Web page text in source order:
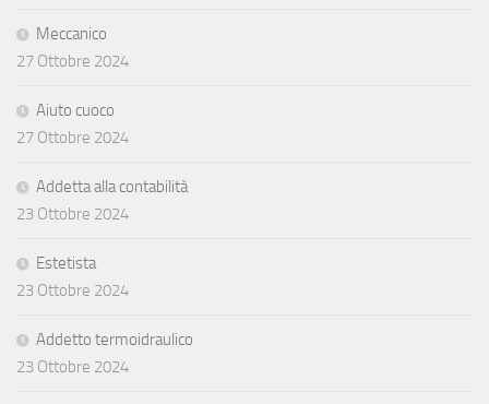
Meccanico
27 Ottobre 2024
Aiuto cuoco
27 Ottobre 2024
Addetta alla contabilità
23 Ottobre 2024
Estetista
23 Ottobre 2024
Addetto termoidraulico
23 Ottobre 2024